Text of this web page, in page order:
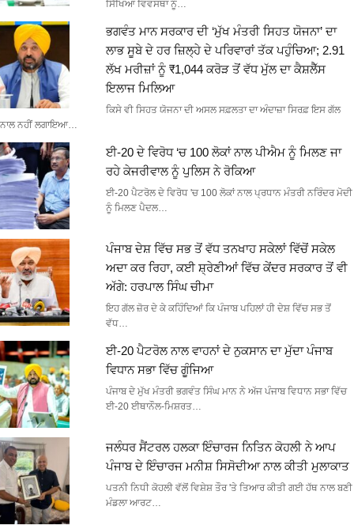
ਸਿੱਖਿਆ ਵਿਵਸਥਾ ਨੂੰ…
ਭਗਵੰਤ ਮਾਨ ਸਰਕਾਰ ਦੀ ‘ਮੁੱਖ ਮੰਤਰੀ ਸਿਹਤ ਯੋਜਨਾ’ ਦਾ
ਲਾਭ ਸੂਬੇ ਦੇ ਹਰ ਜ਼ਿਲ੍ਹੇ ਦੇ ਪਰਿਵਾਰਾਂ ਤੱਕ ਪਹੁੰਚਿਆ; 2.91
ਲੱਖ ਮਰੀਜ਼ਾਂ ਨੂੰ ₹1,044 ਕਰੋੜ ਤੋਂ ਵੱਧ ਮੁੱਲ ਦਾ ਕੈਸ਼ਲੈੱਸ
ਇਲਾਜ ਮਿਲਿਆ
ਕਿਸੇ ਵੀ ਸਿਹਤ ਯੋਜਨਾ ਦੀ ਅਸਲ ਸਫ਼ਲਤਾ ਦਾ ਅੰਦਾਜ਼ਾ ਸਿਰਫ਼ ਇਸ ਗੱਲ
ਨਾਲ ਨਹੀਂ ਲਗਾਇਆ…
ਈ-20 ਦੇ ਵਿਰੋਧ ‘ਚ 100 ਲੋਕਾਂ ਨਾਲ ਪੀਐਮ ਨੂੰ ਮਿਲਣ ਜਾ
ਰਹੇ ਕੇਜਰੀਵਾਲ ਨੂੰ ਪੁਲਿਸ ਨੇ ਰੋਕਿਆ
ਈ-20 ਪੈਟਰੋਲ ਦੇ ਵਿਰੋਧ 'ਚ 100 ਲੋਕਾਂ ਨਾਲ ਪ੍ਰਧਾਨ ਮੰਤਰੀ ਨਰਿੰਦਰ ਮੋਦੀ
ਨੂੰ ਮਿਲਣ ਪੈਦਲ…
ਪੰਜਾਬ ਦੇਸ਼ ਵਿੱਚ ਸਭ ਤੋਂ ਵੱਧ ਤਨਖਾਹ ਸਕੇਲਾਂ ਵਿੱਚੋਂ ਸਕੇਲ
ਅਦਾ ਕਰ ਰਿਹਾ, ਕਈ ਸ਼੍ਰੇਣੀਆਂ ਵਿੱਚ ਕੇਂਦਰ ਸਰਕਾਰ ਤੋਂ ਵੀ
ਅੱਗੇ: ਹਰਪਾਲ ਸਿੰਘ ਚੀਮਾ
ਇਹ ਗੱਲ ਜ਼ੋਰ ਦੇ ਕੇ ਕਹਿੰਦਿਆਂ ਕਿ ਪੰਜਾਬ ਪਹਿਲਾਂ ਹੀ ਦੇਸ਼ ਵਿੱਚ ਸਭ ਤੋਂ
ਵੱਧ…
ਈ-20 ਪੈਟਰੋਲ ਨਾਲ ਵਾਹਨਾਂ ਦੇ ਨੁਕਸਾਨ ਦਾ ਮੁੱਦਾ ਪੰਜਾਬ
ਵਿਧਾਨ ਸਭਾ ਵਿੱਚ ਗੂੰਜਿਆ
ਪੰਜਾਬ ਦੇ ਮੁੱਖ ਮੰਤਰੀ ਭਗਵੰਤ ਸਿੰਘ ਮਾਨ ਨੇ ਅੱਜ ਪੰਜਾਬ ਵਿਧਾਨ ਸਭਾ ਵਿੱਚ
ਈ-20 ਈਥਾਨੌਲ-ਮਿਸ਼ਰਤ…
ਜਲੰਧਰ ਸੈਂਟਰਲ ਹਲਕਾ ਇੰਚਾਰਜ ਨਿਤਿਨ ਕੋਹਲੀ ਨੇ ਆਪ
ਪੰਜਾਬ ਦੇ ਇੰਚਾਰਜ ਮਨੀਸ਼ ਸਿਸੋਦੀਆ ਨਾਲ ਕੀਤੀ ਮੁਲਾਕਾਤ
ਪਤਨੀ ਨਿਧੀ ਕੋਹਲੀ ਵੱਲੋਂ ਵਿਸ਼ੇਸ਼ ਤੌਰ 'ਤੇ ਤਿਆਰ ਕੀਤੀ ਗਈ ਹੱਥ ਨਾਲ ਬਣੀ
ਮੰਡਲਾ ਆਰਟ…